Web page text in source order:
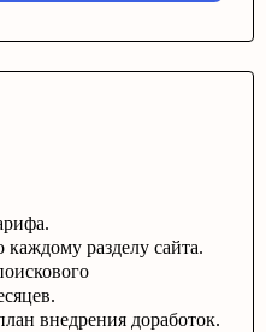
каждому разделу сайта.
внедрения доработок.